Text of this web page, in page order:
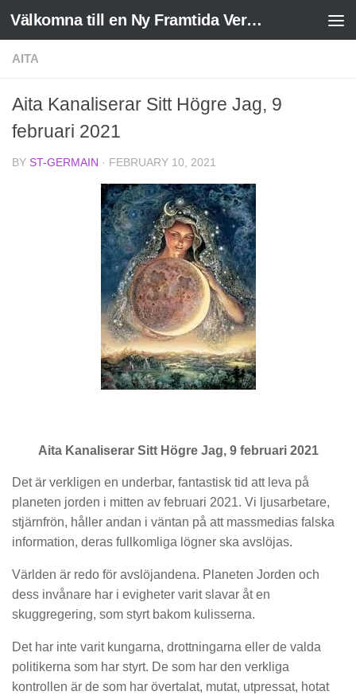
Skip to content Välkomna till en Ny Framtida Verklighet
AITA
Aita Kanaliserar Sitt Högre Jag, 9
februari 2021
BY ST-GERMAIN · FEBRUARY 10, 2021
Aita Kanaliserar Sitt Högre Jag, 9 februari 2021
Det är verkligen en underbar, fantastisk tid att leva på
planeten jorden i mitten av februari 2021. Vi ljusarbetare,
stjärnfrön, håller andan i väntan på att massmedias falska
information, deras fullkomliga lögner ska avslöjas.
Världen är redo för avslöjandena. Planeten Jorden och
dess invånare har i evigheter varit slavar åt en
skuggregering, som styrt bakom kulisserna.
Det har inte varit kungarna, drottningarna eller de valda
politikerna som har styrt. De som har den verkliga
kontrollen är de som har övertalat, mutat, utpressat, hotat